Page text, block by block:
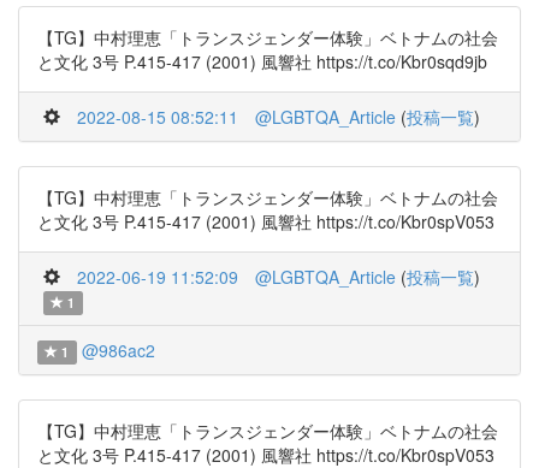
【TG】中村理恵「トランスジェンダー体験」ベトナムの社会
と文化 3号 P.415-417 (2001) 風響社 https://t.co/Kbr0sqd9jb
2022-08-15 08:52:11 @LGBTQA_Article (投稿一覧)
【TG】中村理恵「トランスジェンダー体験」ベトナムの社会
と文化 3号 P.415-417 (2001) 風響社 https://t.co/Kbr0spV053
2022-06-19 11:52:09 @LGBTQA_Article (投稿一覧)
1
1 @986ac2
【TG】中村理恵「トランスジェンダー体験」ベトナムの社会
と文化 3号 P.415-417 (2001) 風響社 https://t.co/Kbr0spV053